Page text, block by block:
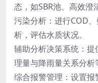
态，如SBR池、高效澄
污染分析：进行COD
析，评估水质状况。
辅助分析决策系统：
理量与降雨量关系分析
综合报警管理：设置